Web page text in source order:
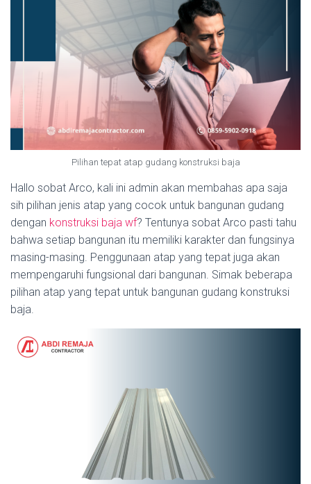
Pilihan tepat atap gudang konstruksi baja
Hallo sobat Arco, kali ini admin akan membahas apa saja
sih pilihan jenis atap yang cocok untuk bangunan gudang
dengan konstruksi baja wf? Tentunya sobat Arco pasti tahu
bahwa setiap bangunan itu memiliki karakter dan fungsinya
masing-masing. Penggunaan atap yang tepat juga akan
mempengaruhi fungsional dari bangunan. Simak beberapa
pilihan atap yang tepat untuk bangunan gudang konstruksi
baja.